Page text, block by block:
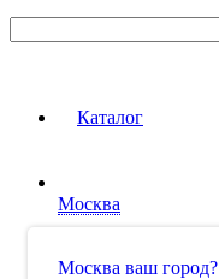
Каталог
Москва
Москва ваш город?